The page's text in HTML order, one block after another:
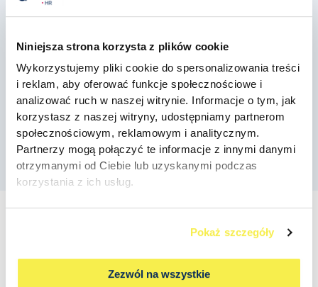
Niniejsza strona korzysta z plików cookie
Wykorzystujemy pliki cookie do spersonalizowania treści
i reklam, aby oferować funkcje społecznościowe i
analizować ruch w naszej witrynie. Informacje o tym, jak
korzystasz z naszej witryny, udostępniamy partnerom
społecznościowym, reklamowym i analitycznym.
Partnerzy mogą połączyć te informacje z innymi danymi
otrzymanymi od Ciebie lub uzyskanymi podczas
korzystania z ich usług.
Pokaż szczegóły
Zezwól na wszystkie
transparentności wynagrodzeń oraz projektowane
przepisy krajowe nie pozostawiają złudzeń.
Organizacje będą musiały wykazać, że ich system
[…]
Kontakt
Qmatch Consulting Sp. z o.o.